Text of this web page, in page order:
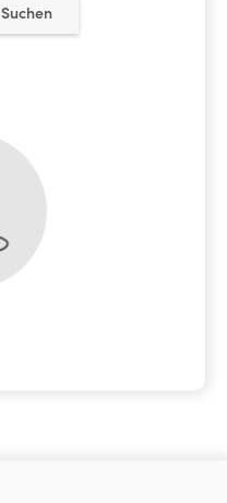
Suchen